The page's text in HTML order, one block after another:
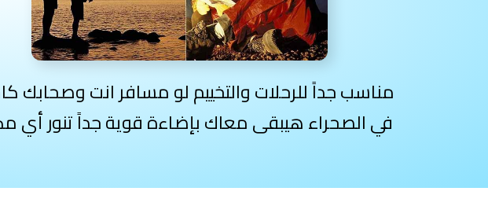
مناسب جداً للرحلات والتخييم لو مسافر انت وصحابك
في الصحراء هيبقى معاك بإضاءة قوية جداً تنور أي